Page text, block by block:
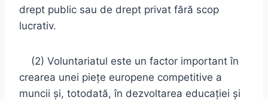
drept public sau de drept privat fără scop
lucrativ.
(2) Voluntariatul este un factor important în
crearea unei pieţe europene competitive a
muncii şi, totodată, în dezvoltarea educaţiei şi